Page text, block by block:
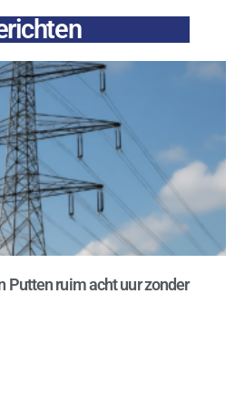
Putten ruim acht uur zonder